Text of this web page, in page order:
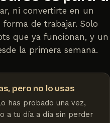
ni convertirte en un
de trabajar. Solo
que ya funcionan, y un
la primera semana.
pero no lo usas
has probado una vez,
a tu día a día sin perder